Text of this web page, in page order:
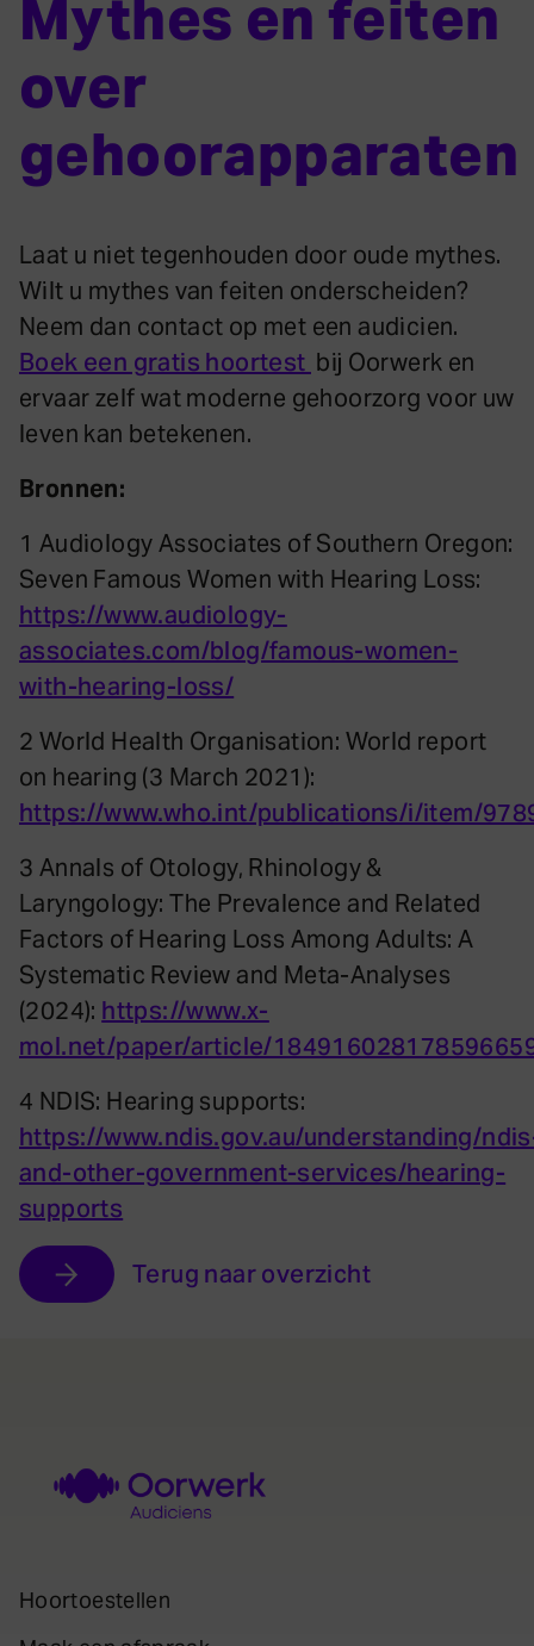
Mythes en feiten
over
gehoorapparaten
Laat u niet tegenhouden door oude mythes.
Wilt u mythes van feiten onderscheiden?
Neem dan contact op met een audicien.
Boek een gratis hoortest bij Oorwerk en
ervaar zelf wat moderne gehoorzorg voor uw
leven kan betekenen.
Bronnen:
1 Audiology Associates of Southern Oregon:
Seven Famous Women with Hearing Loss:
https://www.audiology-
associates.com/blog/famous-women-
with-hearing-loss/
2 World Health Organisation: World report
on hearing (3 March 2021):
https://www.who.int/publications/i/item/
3 Annals of Otology, Rhinology &
Laryngology: The Prevalence and Related
Factors of Hearing Loss Among Adults: A
Systematic Review and Meta-Analyses
(2024): https://www.x-
mol.net/paper/article/
4 NDIS: Hearing supports:
https://www.ndis.gov.au/understanding/
and-other-government-services/hearing-
supports
Terug naar overzicht
Hoortoestellen